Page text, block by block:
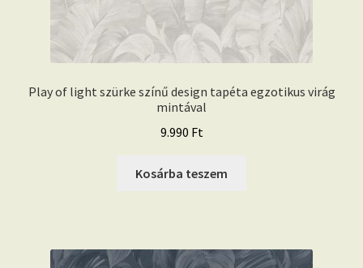
Play of light szürke színű design tapéta egzotikus virág
mintával
9.990 Ft
Kosárba teszem